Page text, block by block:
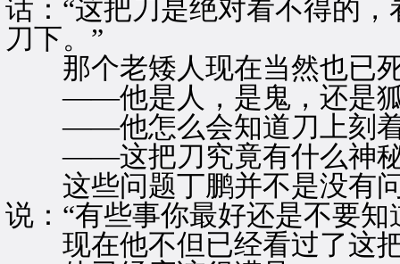
话：“这把刀是绝对看不得的
刀下。”
那个老矮人现在当然也已
——他是人，是鬼，还是
——他怎么会知道刀上刻着“
——这把刀究竟有什么神秘
这些问题丁鹏并不是没有问
说：“有些事你最好还是不要
现在他不但已经看过了这把